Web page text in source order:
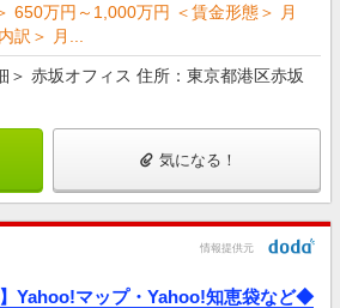
650万円～1,000万円 ＜賃金形態＞ 月
訳＞ 月...
＞ 赤坂オフィス 住所：東京都港区赤坂
気になる！
情報提供元
Yahoo!マップ・Yahoo!知恵袋など◆